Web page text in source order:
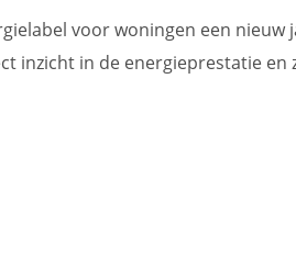
voor woningen een
inzicht in de energieprestatie en